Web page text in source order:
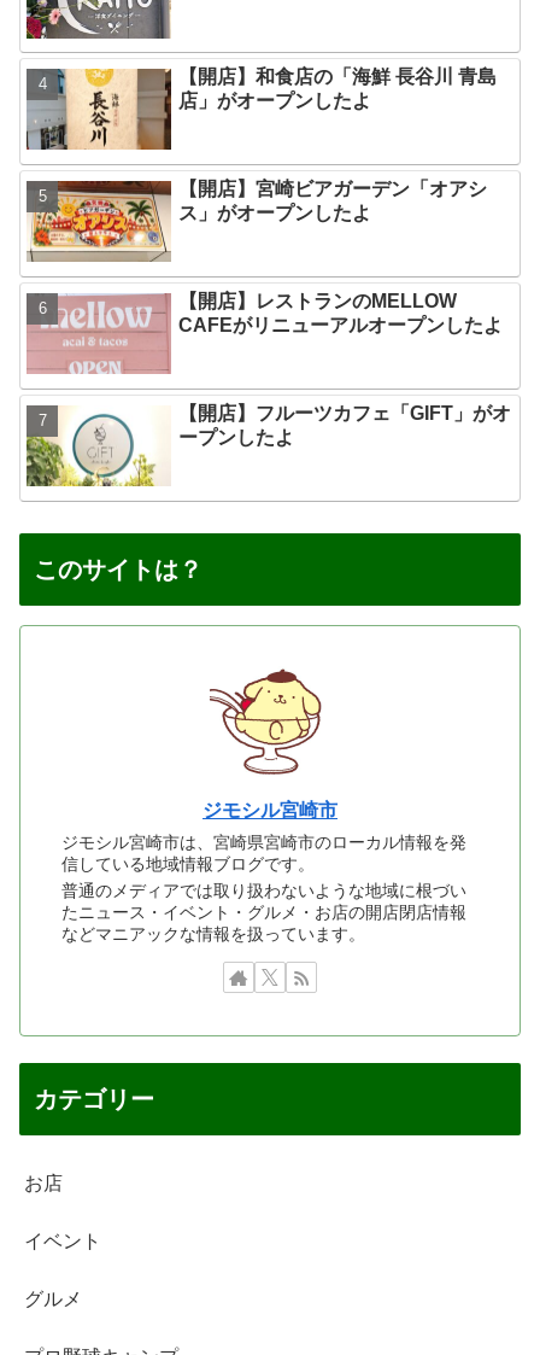
【開店】和食店の「海鮮 長谷川 青島
店」がオープンしたよ
【開店】宮崎ビアガーデン「オアシ
ス」がオープンしたよ
【開店】レストランのMELLOW
CAFEがリニューアルオープンしたよ
【開店】フルーツカフェ「GIFT」がオ
ープンしたよ
このサイトは？
ジモシル宮崎市
ジモシル宮崎市は、宮崎県宮崎市のローカル情報を発
信している地域情報ブログです。
普通のメディアでは取り扱わないような地域に根づい
たニュース・イベント・グルメ・お店の開店閉店情報
などマニアックな情報を扱っています。
カテゴリー
お店
イベント
グルメ